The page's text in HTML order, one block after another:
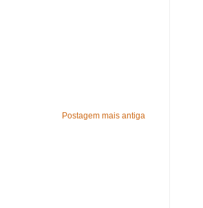
Postagem mais antiga